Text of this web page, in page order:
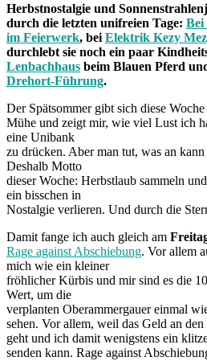
Herbstnostalgie und
durch die letzten unifreien Tage: Bei
im Feierwerk, bei Elektrik Kezy
durchlebt sie noch ein paar
Lenbachhaus beim Blauen Pferd
Drehort-Führung.
Der Spätsommer gibt sich diese
Mühe und zeigt mir, wie viel Lust ich
eine Unibank
zu drücken. Aber man tut, was an
Deshalb Motto
dieser Woche: Herbstlaub sammeln
ein bisschen in
Nostalgie verlieren. Und durch die
Damit fange ich auch gleich am
Rage against Abschiebung. Vor allem
mich wie ein kleiner
fröhlicher Kürbis und mir sind es die
Wert, um die
verplanten Oberammergauer einmal
sehen. Vor allem, weil das Geld an
geht und ich damit wenigstens ein
senden kann. Rage against